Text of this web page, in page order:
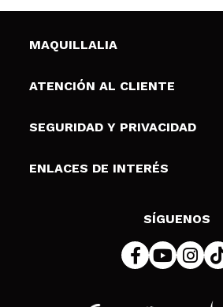
MAQUILLALIA
Sobre nosotros
Tarjetas de Regalo
ATENCIÓN AL CLIENTE
Envíos y devoluciones
Formas de pago
SEGURIDAD Y PRIVACIDAD
Terminos y condiciones de uso
Política de cookies
ENLACES DE INTERÉS
SÍGUENOS